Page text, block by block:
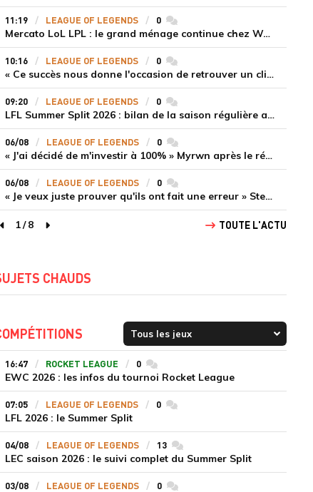
11:19 LEAGUE OF LEGENDS 0commentaires
Mercato LoL LPL : le grand ménage continue chez Weibo Gaming, Jiejie quitte le navire au profit de Xiaohao
10:16 LEAGUE OF LEGENDS 0commentaires
« Ce succès nous donne l'occasion de retrouver un climat beaucoup plus positif » Ryu et Canyon soulagés après la victoire de Gen.G sur HLE
09:20 LEAGUE OF LEGENDS 0commentaires
LFL Summer Split 2026 : bilan de la saison régulière avec Solary en tête
06/08 LEAGUE OF LEGENDS 0commentaires
« J'ai décidé de m'investir à 100% » Myrwn après le réveil de Movistar KOI face à Fnatic
06/08 LEAGUE OF LEGENDS 0commentaires
« Je veux juste prouver qu'ils ont fait une erreur » Stend se confie sur son mercato chaotique et ses ambitions avec Shifters
page précédente
1/8
page suivante
TOUTE L'ACTU
CHAUDS
16:47 ROCKET LEAGUE 0commentaires
EWC 2026 : les infos du tournoi Rocket League
07:05 LEAGUE OF LEGENDS 0commentaires
LFL 2026 : le Summer Split
04/08 LEAGUE OF LEGENDS 13commentaires
LEC saison 2026 : le suivi complet du Summer Split
03/08 LEAGUE OF LEGENDS 0commentaires